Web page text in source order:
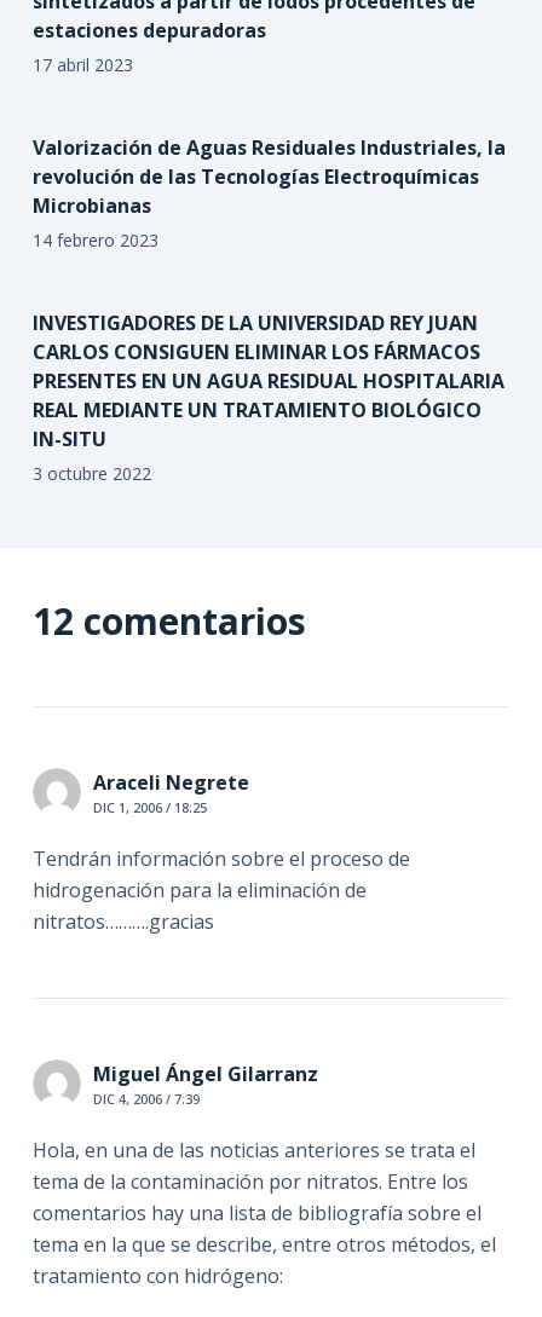
estaciones depuradoras
17 abril 2023
Valorización de Aguas Residuales Industriales, la
revolución de las Tecnologías Electroquímicas
Microbianas
14 febrero 2023
INVESTIGADORES DE LA UNIVERSIDAD REY JUAN
CARLOS CONSIGUEN ELIMINAR LOS FÁRMACOS
PRESENTES EN UN AGUA RESIDUAL HOSPITALARIA
REAL MEDIANTE UN TRATAMIENTO BIOLÓGICO
IN-SITU
3 octubre 2022
12 comentarios
Araceli Negrete
DIC 1, 2006 / 18:25
Tendrán información sobre el proceso de
hidrogenación para la eliminación de
nitratos……….gracias
Miguel Ángel Gilarranz
DIC 4, 2006 / 7:39
Hola, en una de las noticias anteriores se trata el
tema de la contaminación por nitratos. Entre los
comentarios hay una lista de bibliografía sobre el
tema en la que se describe, entre otros métodos, el
tratamiento con hidrógeno: